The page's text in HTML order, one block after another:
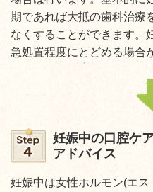
期であれば大抵の歯科治療
なくすることができます。
急処置程度にとどめる場合
妊娠中の口腔ケ
アドバイス
妊娠中は女性ホルモン(エス